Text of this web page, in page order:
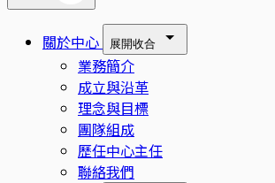
關於中心 展開收合
業務簡介
成立與沿革
理念與目標
團隊組成
歷任中心主任
聯絡我們